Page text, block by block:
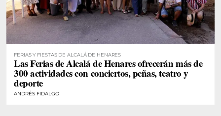
FERIAS Y FIESTAS DE ALCALÁ DE HENARES
Las Ferias de Alcalá de Henares ofrecerán más de
300 actividades con conciertos, peñas, teatro y
deporte
ANDRÉS FIDALGO